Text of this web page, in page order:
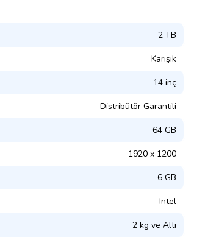
2 TB
Karışık
14 inç
Distribütör Garantili
64 GB
1920 x 1200
6 GB
Intel
2 kg ve Altı